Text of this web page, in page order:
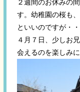
２週間のお休みの
す。幼稚園の桜も
といいのですが・・
４月７日、少しお
会えるのを楽しみに